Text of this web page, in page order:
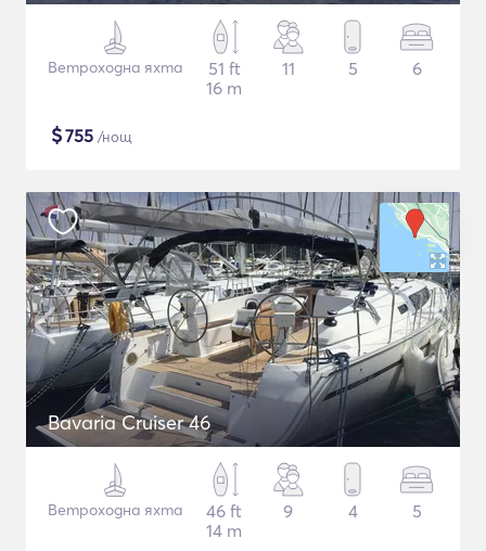
Ветроходна яхта
51 ft
16 m
11 5 6
$755 /нощ
Bavaria Cruiser 46
Ветроходна яхта
46 ft
14 m
9 4 5